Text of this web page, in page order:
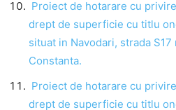
Proiect de hotarare cu
drept de superficie cu titlu
situat in Navodari, strada
Constanta.
Proiect de hotarare cu
drept de superficie cu titlu